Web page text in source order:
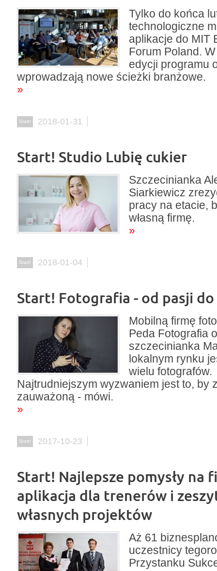
Tylko do końca
technologiczne
aplikacje do MIT
Forum Poland.
edycji programu
wprowadzają nowe ścieżki branżowe.
»
Start! 2018-01-31
Start! Studio Lubię cukier
Szczecinianka
Siarkiewicz
pracy na etacie,
własną firmę.
»
Start! 2018-01-04
Start! Fotografia - od pasji
Mobilną firmę
Peda Fotografia
szczecinianka
lokalnym rynku
wielu fotografów.
Najtrudniejszym wyzwaniem jest to, by
zauważoną - mówi.
»
Start! 2017-10-23
Start! Najlepsze pomysły na
aplikacja dla trenerów i
własnych projektów
Aż 61
uczestnicy
Przystanku